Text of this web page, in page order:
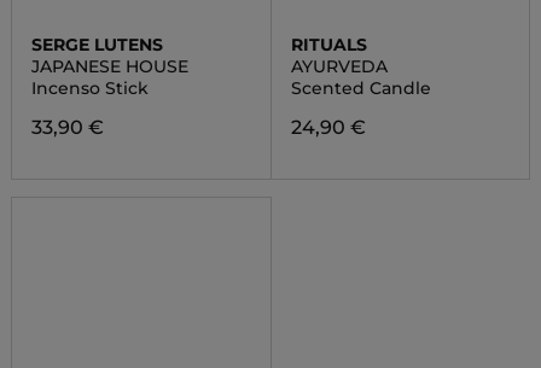
SERGE LUTENS
JAPANESE HOUSE
Incenso Stick
33,90 €
RITUALS
AYURVEDA
Scented Candle
24,90 €